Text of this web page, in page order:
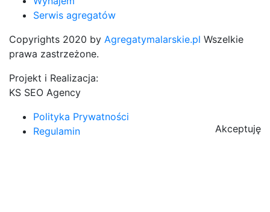
Serwis agregatów
Copyrights 2020 by Agregatymalarskie.pl Wszelkie
prawa zastrzeżone.
Projekt i Realizacja:
KS SEO Agency
Polityka Prywatności
Regulamin
Akceptuję